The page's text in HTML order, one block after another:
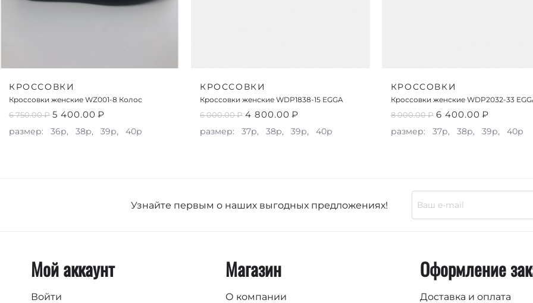
КРОССОВКИ
Кроссовки женские WZ001-8 Колос
6 750.00₽ 5 400.00 ₽
размер: 36р, 38р, 39р, 40р
КРОССОВКИ
Кроссовки женские WDP1838-15 EGGA
6 000.00₽ 4 800.00 ₽
размер: 37р, 38р, 39р, 40р
КРОССОВКИ
Кроссовки женские WDP2032-33
8 000.00₽ 6 400.00 ₽
размер: 37р, 38р, 39р, 40р
Узнайте первым о наших выгодных предложениях!
Мой аккаунт
Войти
Магазин
О компании
Оформление
Доставка и оплата